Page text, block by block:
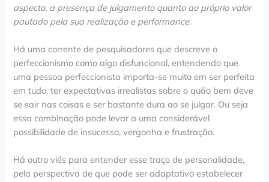
aspecto, a presença de julgamento quanto ao próprio valor
pautado pela sua realização e performance.
Há uma corrente de pesquisadores que descreve o
perfeccionismo como algo disfuncional, entendendo que
uma pessoa perfeccionista importa-se muito em ser perfeita
em tudo, ter expectativas irrealistas sobre o quão bem deve
se sair nas coisas e ser bastante dura ao se julgar. Ou seja
essa combinação pode levar a uma considerável
possibilidade de insucesso, vergonha e frustração.
Há outro viés para entender esse traço de personalidade,
pela perspectiva de que pode ser adaptativo estabelecer